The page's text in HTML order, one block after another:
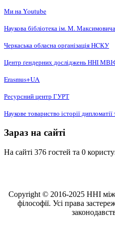
Ми на Youtube
Наукова бібліотека ім. М. Максимовича
Черкаська обласна організація НCКУ
Центр ґендерних досліджень ННІ
Erasmus+UA
Ресурсний центр ГУРТ
Наукове товариство історії
Зараз на сайті
На сайті 376 гостей та 0
Copyright © 2016-2025 ННІ
філософії. Усі права